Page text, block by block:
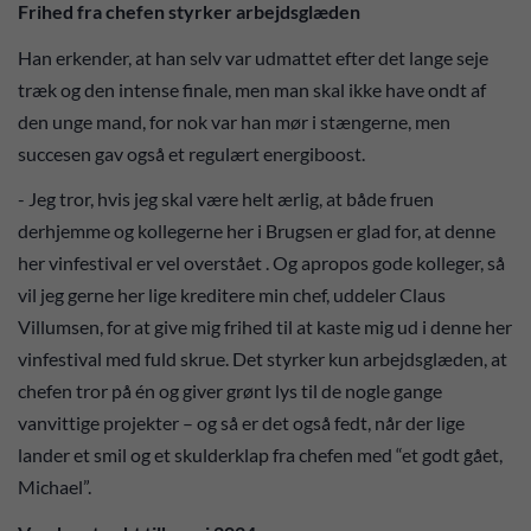
Frihed fra chefen styrker arbejdsglæden
Han erkender, at han selv var udmattet efter det lange seje
træk og den intense finale, men man skal ikke have ondt af
den unge mand, for nok var han mør i stængerne, men
succesen gav også et regulært energiboost.
- Jeg tror, hvis jeg skal være helt ærlig, at både fruen
derhjemme og kollegerne her i Brugsen er glad for, at denne
her vinfestival er vel overstået . Og apropos gode kolleger, så
vil jeg gerne her lige kreditere min chef, uddeler Claus
Villumsen, for at give mig frihed til at kaste mig ud i denne her
vinfestival med fuld skrue. Det styrker kun arbejdsglæden, at
chefen tror på én og giver grønt lys til de nogle gange
vanvittige projekter – og så er det også fedt, når der lige
lander et smil og et skulderklap fra chefen med “et godt gået,
Michael”.